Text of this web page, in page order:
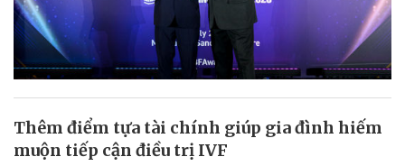
Thêm điểm tựa tài chính giúp gia đình hiếm
muộn tiếp cận điều trị IVF